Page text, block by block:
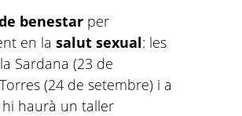
benestar per
en lasalut sexual: les
Sardana (23 de
(24 de setembre) i a
hi haurà un taller